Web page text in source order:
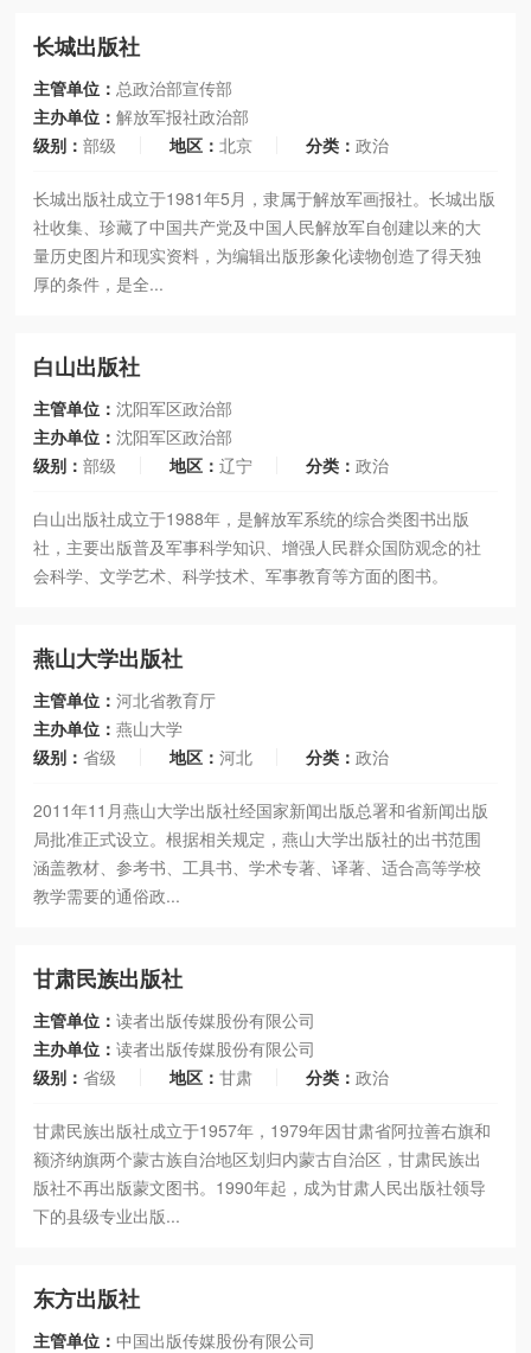
长城出版社
主管单位：总政治部宣传部
主办单位：解放军报社政治部
级别：部级 地区：北京 分类：政治
长城出版社成立于1981年5月，隶属于解放军画报社。长城出版
社收集、珍藏了中国共产党及中国人民解放军自创建以来的大
量历史图片和现实资料，为编辑出版形象化读物创造了得天独
厚的条件，是全...
白山出版社
主管单位：沈阳军区政治部
主办单位：沈阳军区政治部
级别：部级 地区：辽宁 分类：政治
白山出版社成立于1988年，是解放军系统的综合类图书出版
社，主要出版普及军事科学知识、增强人民群众国防观念的社
会科学、文学艺术、科学技术、军事教育等方面的图书。
燕山大学出版社
主管单位：河北省教育厅
主办单位：燕山大学
级别：省级 地区：河北 分类：政治
2011年11月燕山大学出版社经国家新闻出版总署和省新闻出版
局批准正式设立。根据相关规定，燕山大学出版社的出书范围
涵盖教材、参考书、工具书、学术专著、译著、适合高等学校
教学需要的通俗政...
甘肃民族出版社
主管单位：读者出版传媒股份有限公司
主办单位：读者出版传媒股份有限公司
级别：省级 地区：甘肃 分类：政治
甘肃民族出版社成立于1957年，1979年因甘肃省阿拉善右旗和
额济纳旗两个蒙古族自治地区划归内蒙古自治区，甘肃民族出
版社不再出版蒙文图书。1990年起，成为甘肃人民出版社领导
下的县级专业出版...
东方出版社
主管单位：中国出版传媒股份有限公司